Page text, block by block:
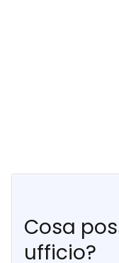
Cosa
ufficio?